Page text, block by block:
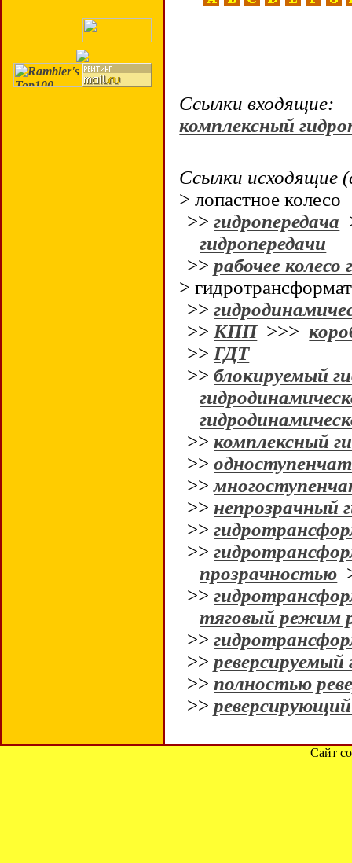
Ссылки входящие:
комплексный
Ссылки исходящие
> лопастное колесо
>>гидропередача
гидропередачи
>>рабочее
>
>>
>> КПП>>>
>> ГДТ
>>блокируемый
>>комплексный
>>
>>
>> непрозрачный
>>
>>
прозрачностью
>>
тяговый режим
>>
>>
>>полностью
>>
Сайт